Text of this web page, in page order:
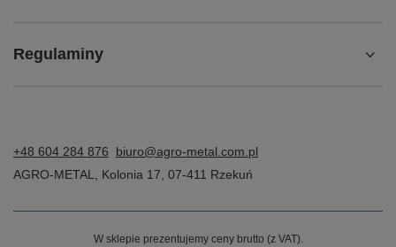
Regulaminy
+48 604 284 876
biuro@agro-metal.com.pl
AGRO-METAL
Kolonia 17 07-411 Rzekuń
W sklepie prezentujemy ceny brutto (z VAT).